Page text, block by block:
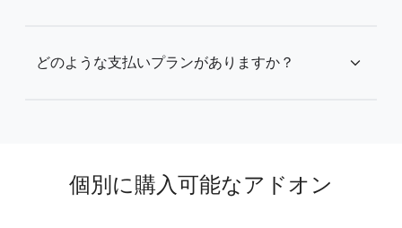
どのような支払いプランがありますか？ expand_more
個別に購入可能なアドオン